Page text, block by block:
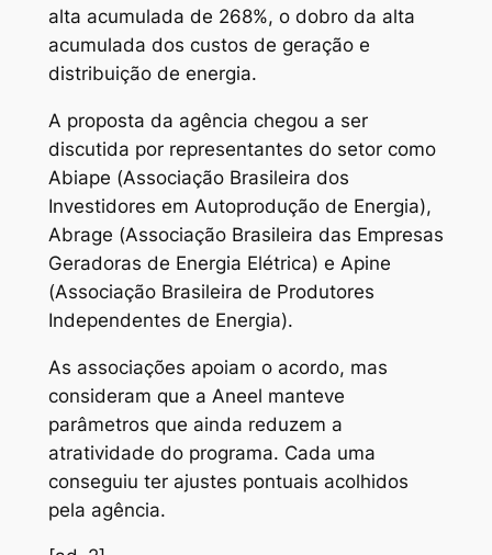
alta acumulada de 268%, o dobro da alta
acumulada dos custos de geração e
distribuição de energia.
A proposta da agência chegou a ser
discutida por representantes do setor como
Abiape (Associação Brasileira dos
Investidores em Autoprodução de Energia),
Abrage (Associação Brasileira das Empresas
Geradoras de Energia Elétrica) e Apine
(Associação Brasileira de Produtores
Independentes de Energia).
As associações apoiam o acordo, mas
consideram que a Aneel manteve
parâmetros que ainda reduzem a
atratividade do programa. Cada uma
conseguiu ter ajustes pontuais acolhidos
pela agência.